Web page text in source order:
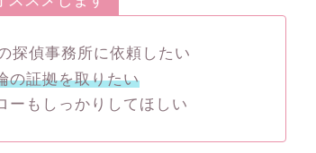
探偵事務所に依頼したい
の証拠を取りたい
ーもしっかりしてほしい